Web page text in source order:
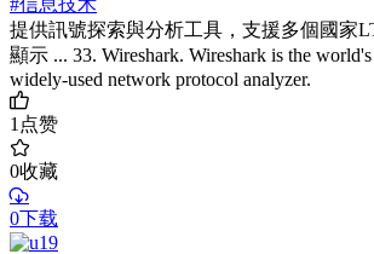
#信息技术
提供訊號探索與分析工具，支援多個國家
顯示 ... 33. Wireshark. Wireshark is the
widely-used network protocol analyzer.
1点赞
0收藏
0下载